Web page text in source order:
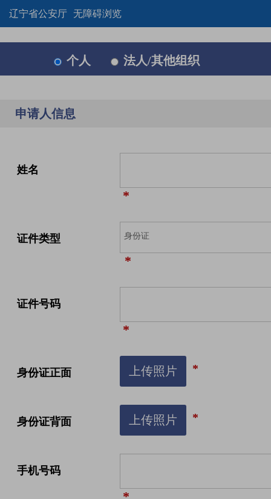
辽宁省公安厅 无障碍浏览
个人 法人/其他组织
申请人信息
姓名
*
证件类型
*
证件号码
*
身份证正面 上传照片 *
身份证背面 上传照片 *
手机号码